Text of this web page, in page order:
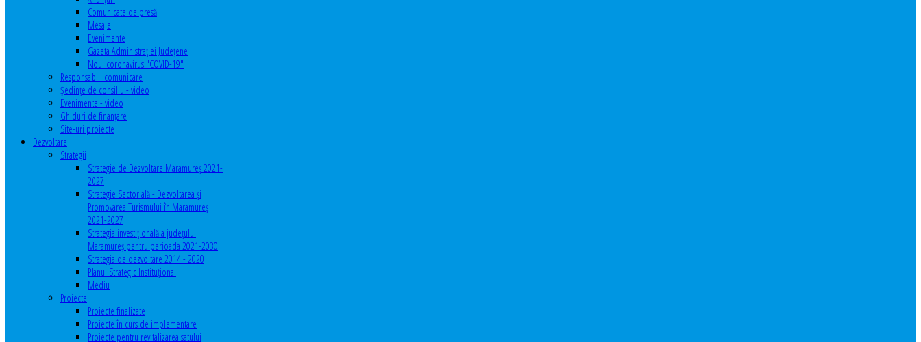
Comunicate de presă
Mesaje
Evenimente
Gazeta Administraţiei Judeţene
Noul coronavirus "COVID-19"
Responsabili comunicare
Şedinţe de consiliu - video
Evenimente - video
Ghiduri de finanţare
Site-uri proiecte
Dezvoltare
Strategii
Strategie de Dezvoltare Maramureș 2021-
2027
Strategie Sectorială - Dezvoltarea și
Promovarea Turismului în Maramureș
2021-2027
Strategia investiţională a județului
Maramureș pentru perioada 2021-2030
Strategia de dezvoltare 2014 - 2020
Planul Strategic Instituţional
Mediu
Proiecte
Proiecte finalizate
Proiecte în curs de implementare
Proiecte pentru revitalizarea satului